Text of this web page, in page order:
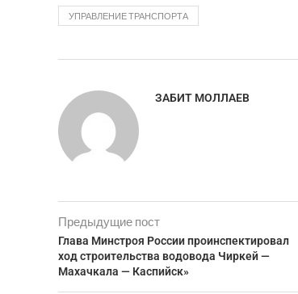
УПРАВЛЕНИЕ ТРАНСПОРТА
ЗАБИТ МОЛЛАЕВ
Предыдущие пост
Глава Минстроя России проинспектировал
ход строительства водовода Чиркей —
Махачкала — Каспийск»